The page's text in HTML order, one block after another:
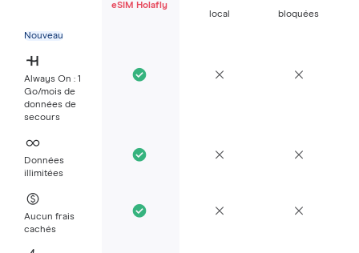
eSIM Holafly
local
bloquées
Nouveau
Always On : 1
Go/mois de
données de
secours
Données
illimitées
Aucun frais
cachés